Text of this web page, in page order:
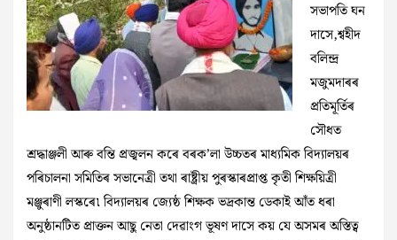
সভাপতি ঘন
দাসে,শ্বহীদ
বলিন্দ্ৰ
মজুমদাৰৰ
প্ৰতিমূৰ্তিৰ
সৌধত
শ্ৰদ্ধাঞ্জলী আৰু বন্তি প্ৰজ্বলন কৰে বৰক’লা উচ্চতৰ মাধ্যমিক বিদ্যালয়ৰ
পৰিচালনা সমিতিৰ সভানেত্ৰী তথা ৰাষ্ট্ৰীয় পুৰস্কাৰপ্ৰাপ্ত কৃতী শিক্ষয়িত্ৰী
মঞ্জুৰাণী লস্কৰে৷ বিদ্যালয়ৰ জ্যেষ্ঠ শিক্ষক ভদ্ৰকান্ত ডেকাই আঁত ধৰা
অনুষ্ঠানটিত প্ৰাক্তন আছু নেতা দেৱাংগ ভূষণ দাসে কয় যে অসমৰ অস্তিত্ব